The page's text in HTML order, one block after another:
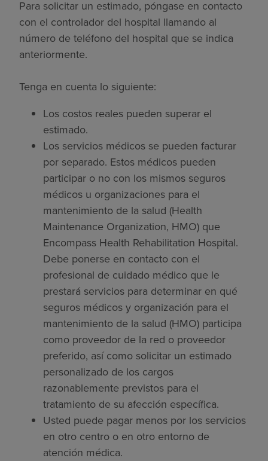
Para solicitar un estimado, póngase en contacto
con el controlador del hospital llamando al
número de teléfono del hospital que se indica
anteriormente.
Tenga en cuenta lo siguiente:
Los costos reales pueden superar el
estimado.
Los servicios médicos se pueden facturar
por separado. Estos médicos pueden
participar o no con los mismos seguros
médicos u organizaciones para el
mantenimiento de la salud (Health
Maintenance Organization, HMO) que
Encompass Health Rehabilitation Hospital.
Debe ponerse en contacto con el
profesional de cuidado médico que le
prestará servicios para determinar en qué
seguros médicos y organización para el
mantenimiento de la salud (HMO) participa
como proveedor de la red o proveedor
preferido, así como solicitar un estimado
personalizado de los cargos
razonablemente previstos para el
tratamiento de su afección específica.
Usted puede pagar menos por los servicios
en otro centro o en otro entorno de
atención médica.